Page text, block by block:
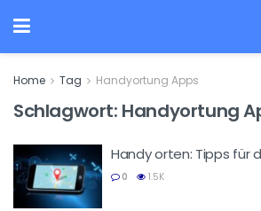
Home Tag Handyortung Apps
Schlagwort: Handyortung
Handy orten: Tipps für
0 1.5K